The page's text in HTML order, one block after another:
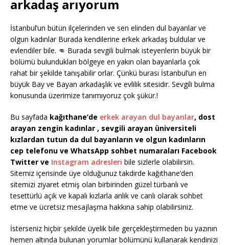
arkadaş arıyorum
İstanbul’un bütün ilçelerinden ve sen elinden dul bayanlar ve
olgun kadınlar Burada kendilerine erkek arkadaş buldular ve
evlendiler bile. 👊 Burada sevgili bulmak isteyenlerin büyük bir
bölümü bulundukları bölgeye en yakın olan bayanlarla çok
rahat bir şekilde tanışabilir orlar. Çünkü burası İstanbul’un en
büyük Bay ve Bayan arkadaşlık ve evlilik sitesidir. Sevgili bulma
konusunda üzerimize tanımıyoruz çok şükür.!
Bu sayfada kağıthane’de erkek arayan dul bayanlar, dost
arayan zengin kadınlar , sevgili arayan üniversiteli
kızlardan tutun da dul bayanların ve olgun kadınların
cep telefonu ve WhatsApp sohbet numaraları Facebook
Twitter ve Instagram adresleri bile sizlerle olabilirsin.
Sitemiz içerisinde üye olduğunuz takdirde kağıthane’den
sitemizi ziyaret etmiş olan birbirinden güzel türbanlı ve
tesettürlü açık ve kapalı kızlarla anlık ve canlı olarak sohbet
etme ve ücretsiz mesajlaşma hakkına sahip olabilirsiniz.
İsterseniz hiçbir şekilde üyelik bile gerçekleştirmeden bu yazının
hemen altında bulunan yorumlar bölümünü kullanarak kendinizi